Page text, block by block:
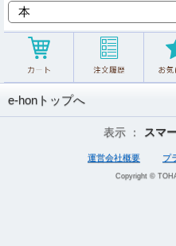
e-honトップへ
表示 ： スマ
運営会社概要 プ
Copyright ©